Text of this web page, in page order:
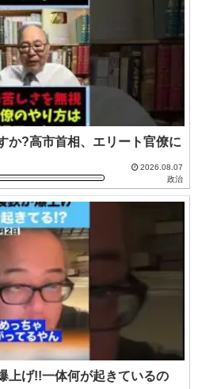
か?高市首相、エリート官僚に
2026.08.07
政治
上げ!!一体何が起きているの